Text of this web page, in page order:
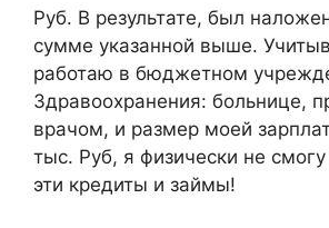
Руб. В результате, был
сумме указанной выше.
работаю в бюджетном
Здравоохранения: больнице,
врачом, и размер моей
тыс. Руб, я физически не смогу
эти кредиты и займы!